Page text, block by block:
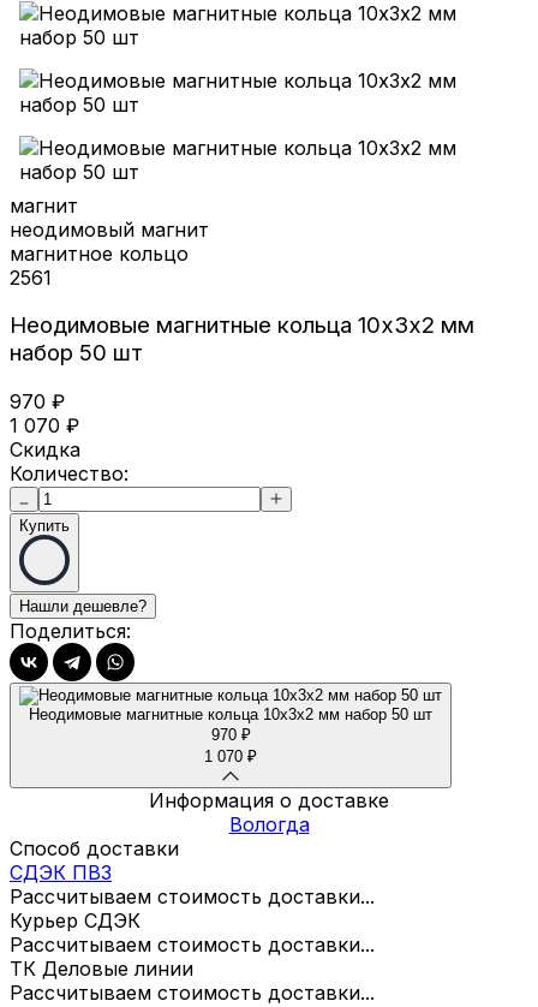
магнит
неодимовый магнит
магнитное кольцо
2561
Неодимовые магнитные кольца 10х3х2 мм
набор 50 шт
970 ₽
1 070 ₽
Скидка
Количество:
Купить
Поделиться:
Неодимовые магнитные кольца 10х3х2 мм набор 50 шт
970 ₽
1 070 ₽
Информация о доставке
Вологда
Способ доставки
СДЭК ПВЗ
Рассчитываем стоимость доставки...
Курьер СДЭК
Рассчитываем стоимость доставки...
ТК Деловые линии
Рассчитываем стоимость доставки...